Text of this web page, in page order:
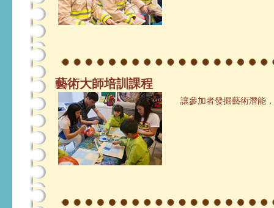
藝術大師培訓課程
讓參加者發掘藝術潛能